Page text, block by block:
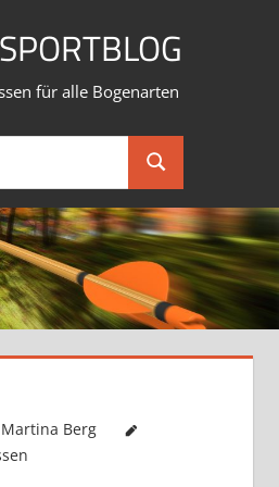
für alle Bogenarten
Suchen
Martina Berg